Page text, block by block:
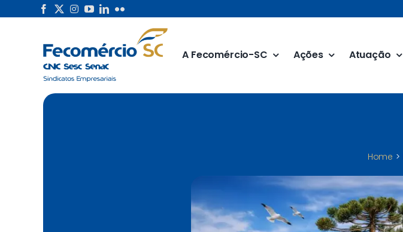
A Fecomércio-SC Ações Atuação
Home